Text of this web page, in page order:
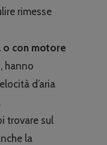
rimesse
o con motore
hanno
d’aria
trovare sul
la